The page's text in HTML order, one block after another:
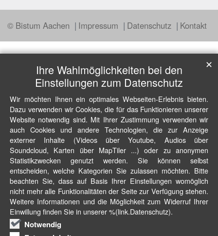
© Bistum Aachen Impressum Datenschutz Kontakt
Ihre Wahlmöglichkeiten bei den
Einstellungen zum Datenschutz
Wir möchten Ihnen ein optimales Webseiten-Erlebnis bieten.
Dazu verwenden wir Cookies, die für das Funktionieren unserer
Website notwendig sind. Mit Ihrer Zustimmung verwenden wir
auch Cookies und andere Technologien, die zur Anzeige
externer Inhalte (Videos über Youtube, Audios über
Soundcloud, Karten über MapTiler ...) oder zu anonymen
Statistikzwecken genutzt werden. Sie können selbst
entscheiden, welche Kategorien Sie zulassen möchten. Bitte
beachten Sie, dass auf Basis Ihrer Einstellungen womöglich
nicht mehr alle Funktionalitäten der Seite zur Verfügung stehen.
Weitere Informationen und die Möglichkeit zum Widerruf Ihrer
Einwillung finden Sie in unserer %(link.Datenschutz).
Notwendig
✕